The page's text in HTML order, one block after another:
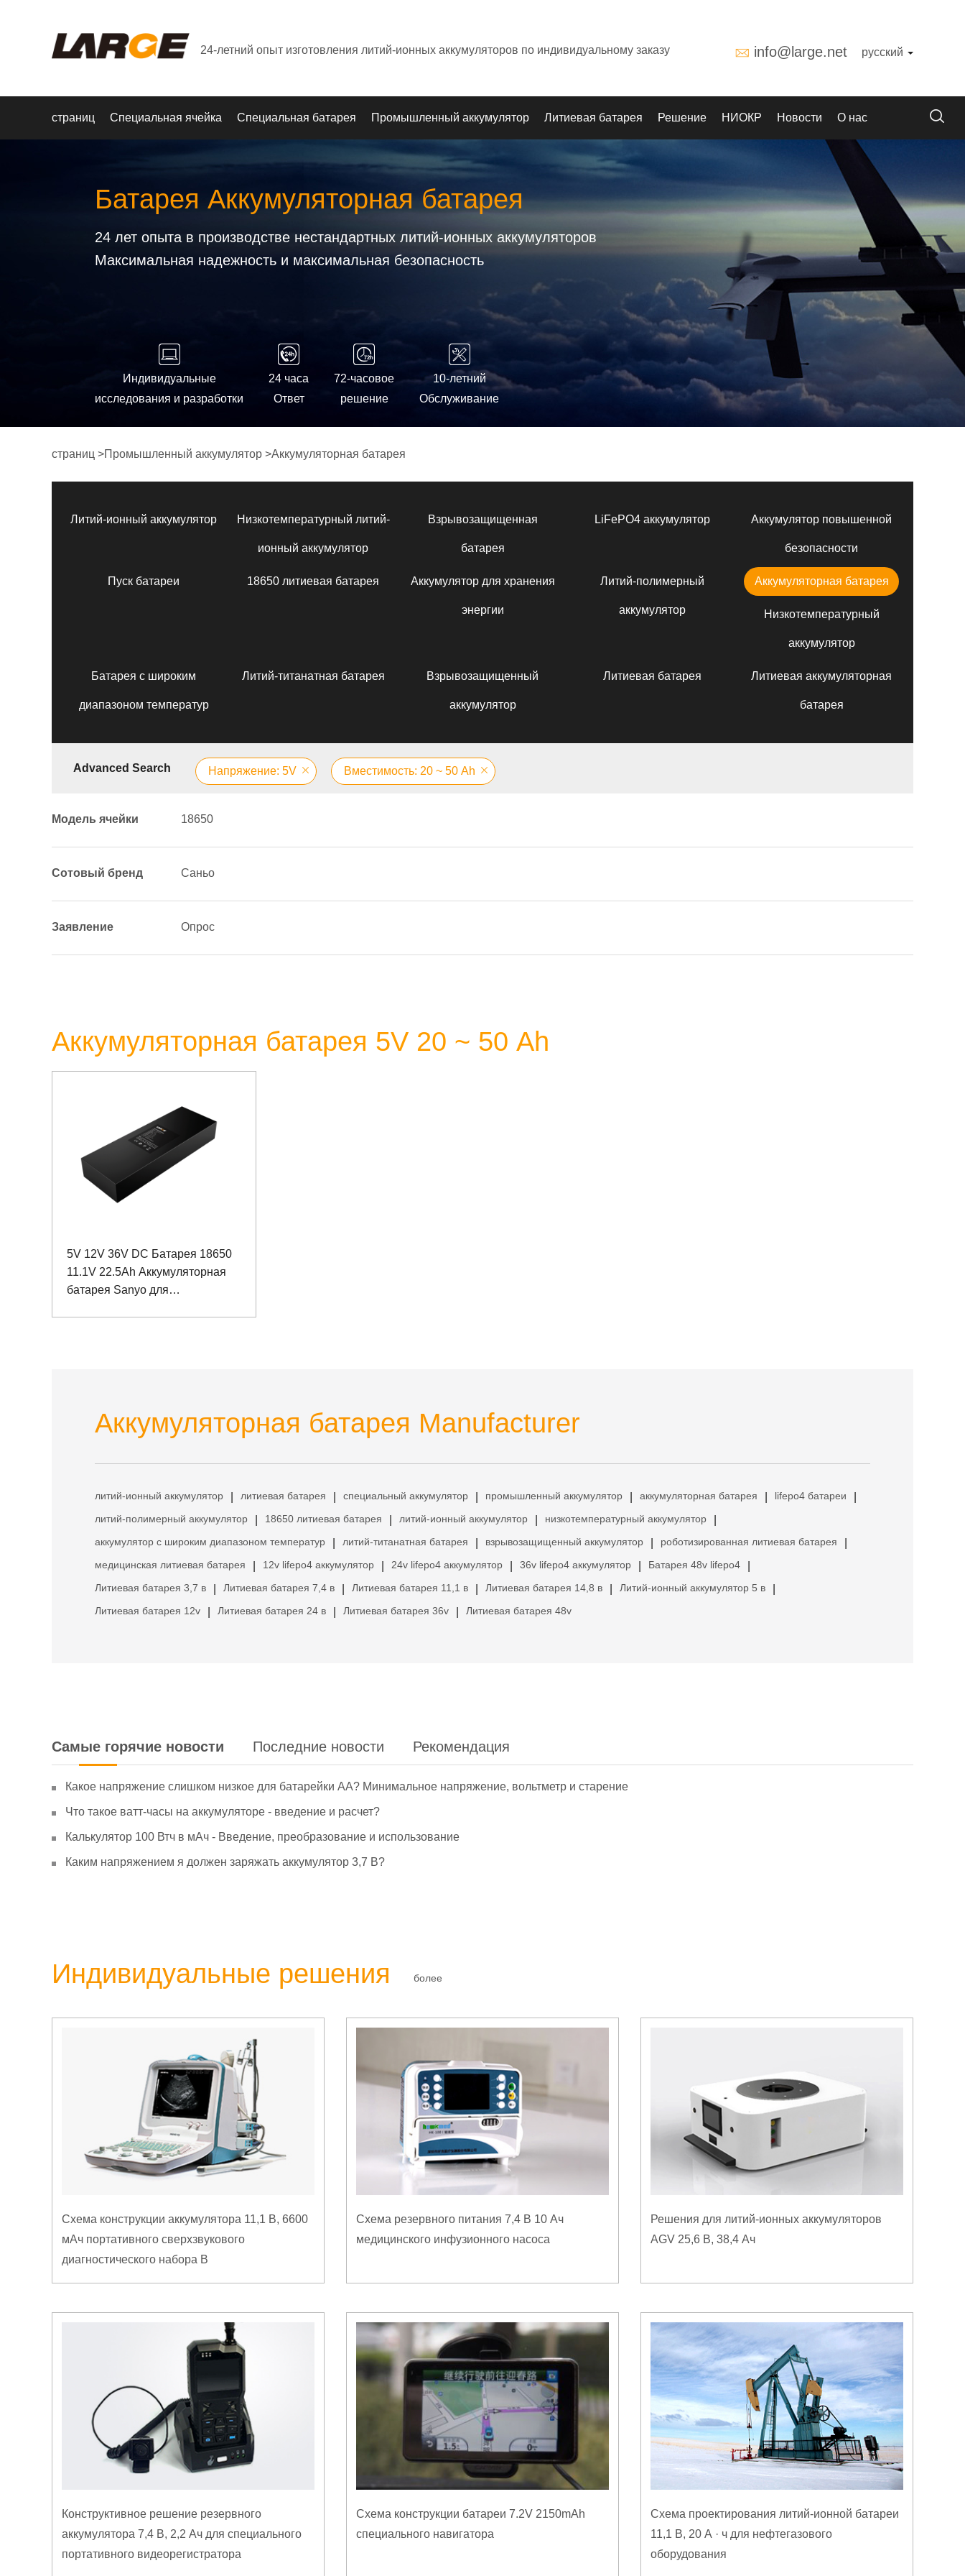
24-летний опыт изготовления литий-ионных аккумуляторов по индивидуальному заказу info@large.net русский
страниц Специальная ячейка Специальная батарея Промышленный аккумулятор Литиевая батарея Решение НИОКР Новости О нас
Батарея Аккумуляторная батарея
24 лет опыта в производстве нестандартных литий-ионных аккумуляторов
Максимальная надежность и максимальная безопасность
Индивидуальные
исследования и разработки
24 часа
Ответ
72-часовое
решение
10-летний
Обслуживание
страниц >Промышленный аккумулятор >Аккумуляторная батарея
Литий-ионный аккумулятор Низкотемпературный литий-
ионный аккумулятор
Взрывозащищенная
батарея
LiFePO4 аккумулятор Аккумулятор повышенной
безопасности
Пуск батареи 18650 литиевая батарея Аккумулятор для хранения
энергии
Литий-полимерный
аккумулятор
Аккумуляторная батарея
Низкотемпературный
аккумулятор
Батарея с широким
диапазоном температур
Литий-титанатная батарея Взрывозащищенный
аккумулятор
Литиевая батарея Литиевая аккумуляторная
батарея
Advanced Search Напряжение: 5V Вместимость: 20 ~ 50 Аh
Модель ячейки 18650
Сотовый бренд Саньо
Заявление Опрос
Аккумуляторная батарея 5V 20 ~ 50 Аh
5V 12V 36V DC Батарея 18650
11.1V 22.5Ah Аккумуляторная
батарея Sanyo для
Аккумуляторная батарея Manufacturer
литий-ионный аккумулятор литиевая батарея специальный аккумулятор промышленный аккумулятор аккумуляторная батарея lifepo4 батареи
литий-полимерный аккумулятор 18650 литиевая батарея литий-ионный аккумулятор низкотемпературный аккумулятор
аккумулятор с широким диапазоном температур литий-титанатная батарея взрывозащищенный аккумулятор роботизированная литиевая батарея
медицинская литиевая батарея 12v lifepo4 аккумулятор 24v lifepo4 аккумулятор 36v lifepo4 аккумулятор Батарея 48v lifepo4
Литиевая батарея 3,7 в Литиевая батарея 7,4 в Литиевая батарея 11,1 в Литиевая батарея 14,8 в Литий-ионный аккумулятор 5 в
Литиевая батарея 12v Литиевая батарея 24 в Литиевая батарея 36v Литиевая батарея 48v
Самые горячие новости Последние новости Рекомендация
Какое напряжение слишком низкое для батарейки АА? Минимальное напряжение, вольтметр и старение
Что такое ватт-часы на аккумуляторе - введение и расчет?
Калькулятор 100 Втч в мАч - Введение, преобразование и использование
Каким напряжением я должен заряжать аккумулятор 3,7 В?
Индивидуальные решения более
Схема конструкции аккумулятора 11,1 В, 6600
мАч портативного сверхзвукового
диагностического набора B
Схема резервного питания 7,4 В 10 Ач
медицинского инфузионного насоса
Решения для литий-ионных аккумуляторов
AGV 25,6 В, 38,4 Ач
Конструктивное решение резервного
аккумулятора 7,4 В, 2,2 Ач для специального
портативного видеорегистратора
Схема конструкции батареи 7.2V 2150mAh
специального навигатора
Схема проектирования литий-ионной батареи
11,1 В, 20 А · ч для нефтегазового
оборудования